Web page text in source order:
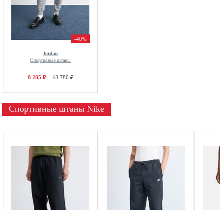
-40%
Jordan
Спортивные штаны
8 285 ₽ 13 780 ₽
Спортивные штаны Nike